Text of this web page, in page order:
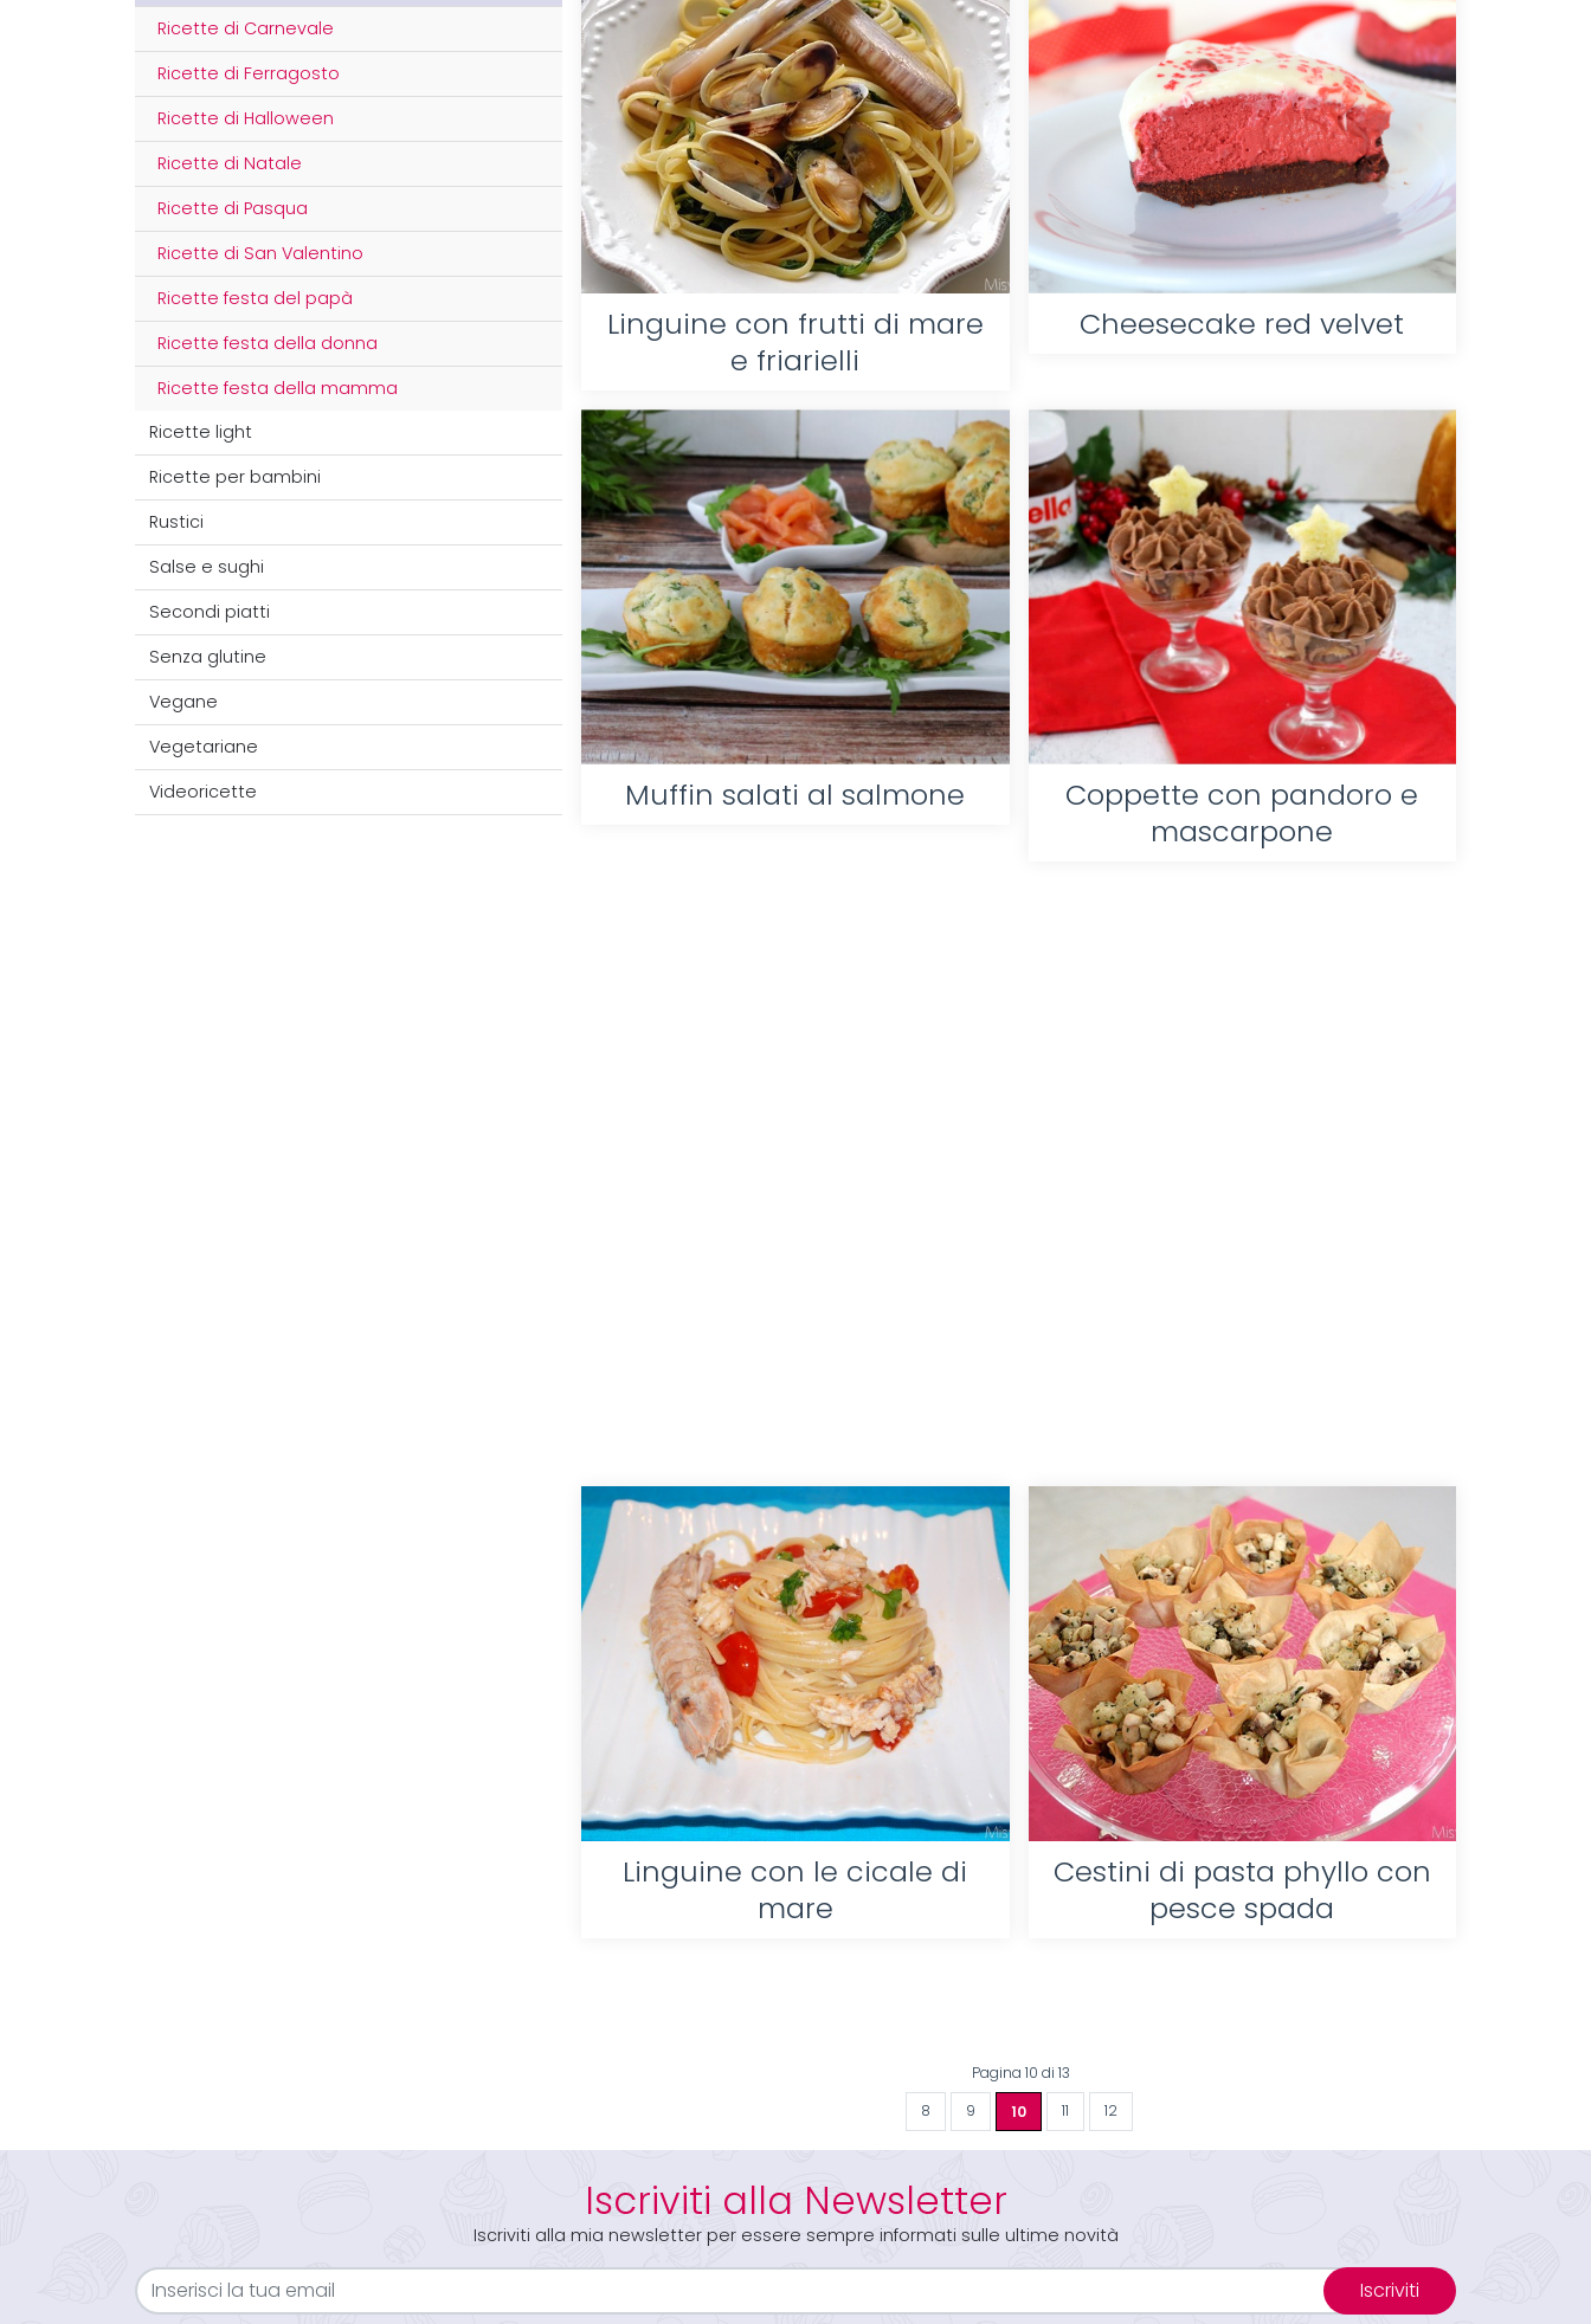
Ricette di Carnevale
Ricette di Ferragosto
Ricette di Halloween
Ricette di Natale
Ricette di Pasqua
Ricette di San Valentino
Ricette festa del papà
Ricette festa della donna
Ricette festa della mamma
Ricette light
Ricette per bambini
Rustici
Salse e sughi
Secondi piatti
Senza glutine
Vegane
Vegetariane
Videoricette
Linguine con frutti di mare
e friarielli
Cheesecake red velvet
Muffin salati al salmone
Coppette con pandoro e
mascarpone
Linguine con le cicale di
mare
Cestini di pasta phyllo con
pesce spada
Pagina 10 di 13
8 9 10 11 12
Iscriviti alla Newsletter
Iscriviti alla mia newsletter per essere sempre informati sulle ultime novità
Iscriviti